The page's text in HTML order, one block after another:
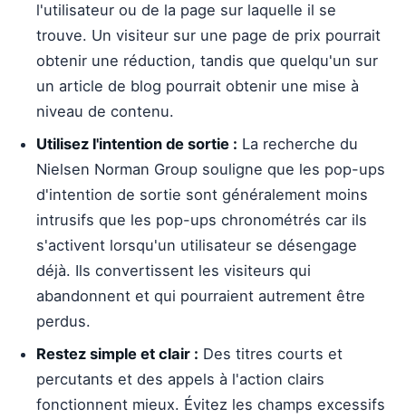
l'utilisateur ou de la page sur laquelle il se
trouve. Un visiteur sur une page de prix pourrait
obtenir une réduction, tandis que quelqu'un sur
un article de blog pourrait obtenir une mise à
niveau de contenu.
Utilisez l'intention de sortie : La recherche du
Nielsen Norman Group souligne que les pop-ups
d'intention de sortie sont généralement moins
intrusifs que les pop-ups chronométrés car ils
s'activent lorsqu'un utilisateur se désengage
déjà. Ils convertissent les visiteurs qui
abandonnent et qui pourraient autrement être
perdus.
Restez simple et clair : Des titres courts et
percutants et des appels à l'action clairs
fonctionnent mieux. Évitez les champs excessifs